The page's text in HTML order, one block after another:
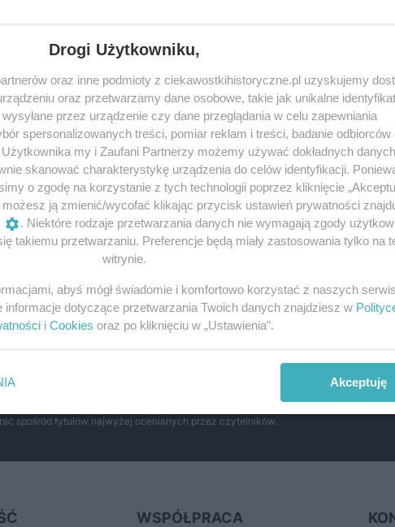
ofiara z krwi. Poznaj
czerwieniły się nie tylko pod Monte Cassino.
zażartych walk we Włoszech poległo 2301
żołnierzy. Przypominamy bitwy, które dla
kolumbów okazały się ostatnimi....
2017 | Autorzy:Dariusz Kaliński
historyczne w najlepszych cenach
we współpracy z Lubimyczytac.pl, największą społecznością miłośników
spośród tytułów najwyżej ocenianych przez czytelników.
WSPÓŁPRACA
Drogi Użytkowniku,
oraz inne podmioty z ciekawostkihistoryczne.pl uzyskujemy
oraz przetwarzamy dane osobowe, takie jak unikalne
przez urządzenie czy dane przeglądania w celu zapewniania
spersonalizowanych treści, pomiar reklam i treści, badanie odbiorców
Użytkownika my i Zaufani Partnerzy możemy używać dokładnych danych
skanować charakterystykę urządzenia do celów identyfikacji.
o zgodę na korzystanie z tych technologii poprzez kliknięcie
ją zmienić/wycofać klikając przycisk ustawień prywatności
. Niektóre rodzaje przetwarzania danych nie wymagają zgody
takiemu przetwarzaniu. Preferencje będą miały zastosowania tylko na
witrynie.
abyś mógł świadomie i komfortowo korzystać z naszych
informacje dotyczące przetwarzania Twoich danych znajdziesz w
i Cookies oraz po kliknięciu w „Ustawienia”.
Akceptuję